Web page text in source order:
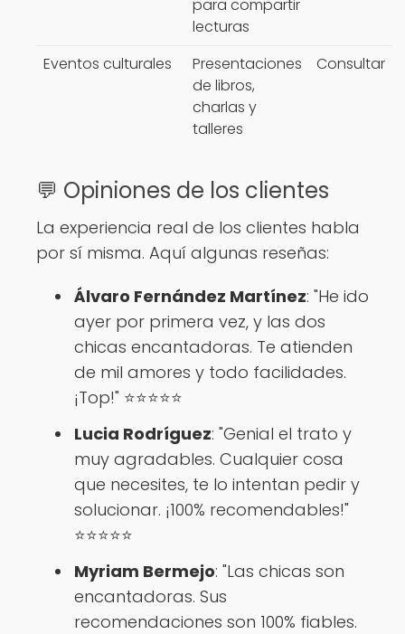
para compartir
lecturas
Eventos culturales
Presentaciones
de libros,
charlas y
talleres
Consultar
💬 Opiniones de los clientes
La experiencia real de los clientes habla
por sí misma. Aquí algunas reseñas:
Álvaro Fernández Martínez: "He ido
ayer por primera vez, y las dos
chicas encantadoras. Te atienden
de mil amores y todo facilidades.
¡Top!" ⭐⭐⭐⭐⭐
Lucia Rodríguez: "Genial el trato y
muy agradables. Cualquier cosa
que necesites, te lo intentan pedir y
solucionar. ¡100% recomendables!"
⭐⭐⭐⭐⭐
Myriam Bermejo: "Las chicas son
encantadoras. Sus
recomendaciones son 100% fiables.